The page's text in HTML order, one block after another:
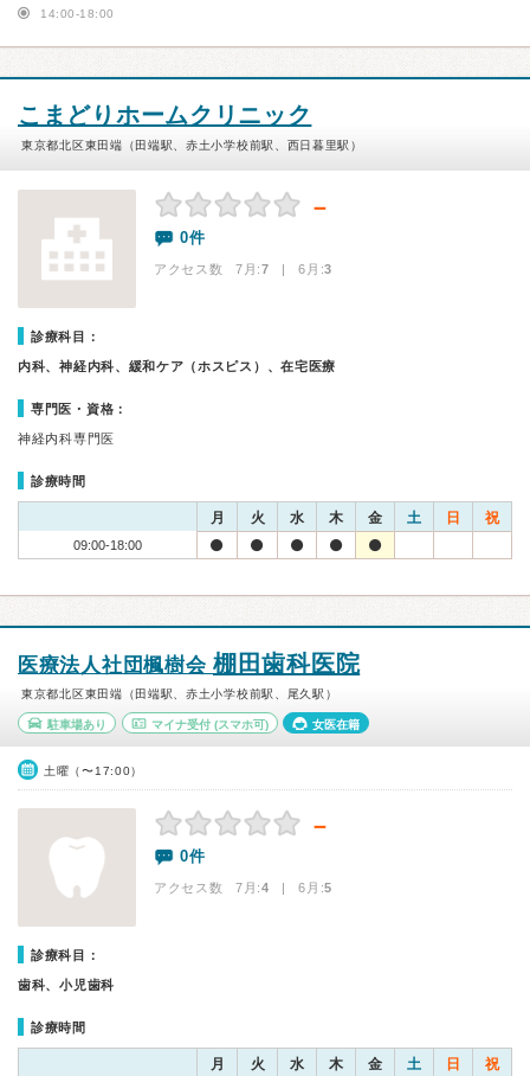
14:00-18:00
こまどりホームクリニック
東京都北区東田端（田端駅、赤土小学校前駅、西日暮里駅）
－
0件
アクセス数 7月:7 | 6月:3
診療科目：
内科、神経内科、緩和ケア（ホスピス）、在宅医療
専門医・資格：
神経内科専門医
診療時間
月 火 水 木 金 土 日 祝
09:00-18:00
医療法人社団楓樹会 棚田歯科医院
東京都北区東田端（田端駅、赤土小学校前駅、尾久駅）
駐車場あり マイナ受付(スマホ可) 女医在籍
土曜（〜17:00）
－
0件
アクセス数 7月:4 | 6月:5
診療科目：
歯科、小児歯科
診療時間
月 火 水 木 金 土 日 祝